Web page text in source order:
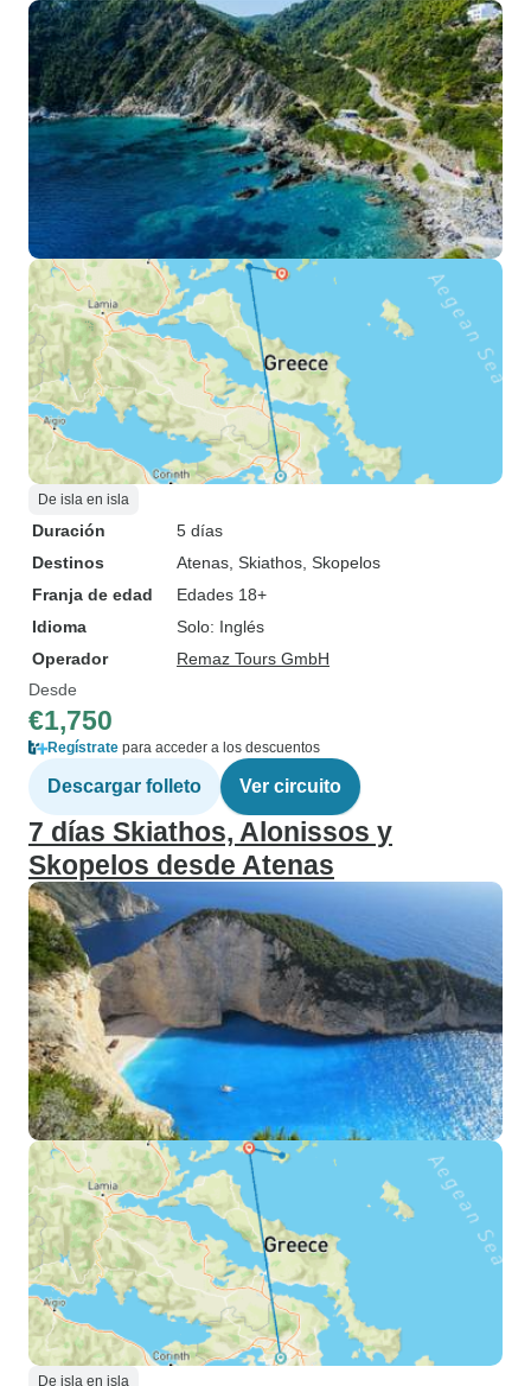
De isla en isla
Duración
5 días
Destinos
Atenas , Skiathos , Skopelos
Franja de edad
Edades 18+
Idioma
Solo: Inglés
Operador
Remaz Tours GmbH
Desde
€1,750
Regístrate para acceder a los descuentos
Descargar folleto Ver circuito
7 días Skiathos, Alonissos y
Skopelos desde Atenas
De isla en isla